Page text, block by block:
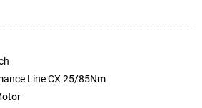
Line CX 25/85Nm